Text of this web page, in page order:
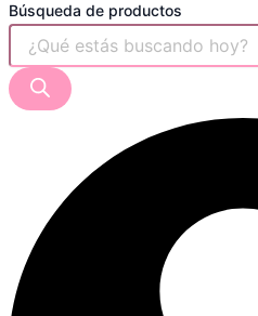
Búsqueda de productos